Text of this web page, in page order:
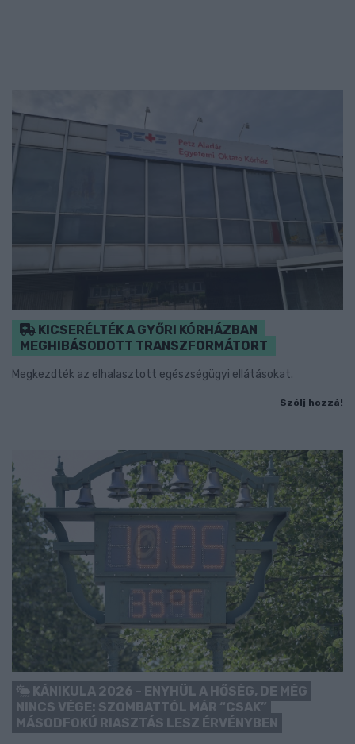
KICSERÉLTÉK A GYŐRI KÓRHÁZBAN
MEGHIBÁSODOTT TRANSZFORMÁTORT
Megkezdték az elhalasztott egészségügyi ellátásokat.
Szólj hozzá!
KÁNIKULA 2026 - ENYHÜL A HŐSÉG, DE MÉG
NINCS VÉGE: SZOMBATTÓL MÁR “CSAK”
MÁSODFOKÚ RIASZTÁS LESZ ÉRVÉNYBEN